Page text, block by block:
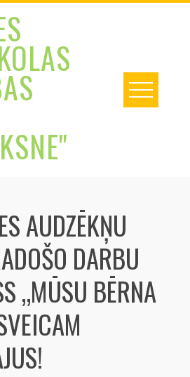
AUDZĒKŅU
DARBU
„MŪSU BĒRNA